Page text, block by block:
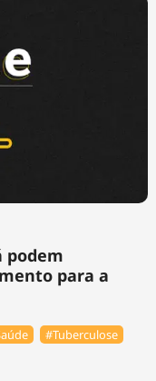
podem
para a
#Tuberculose